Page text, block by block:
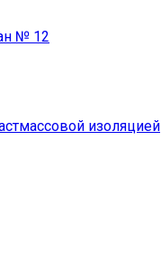
№ 12
изоляцией